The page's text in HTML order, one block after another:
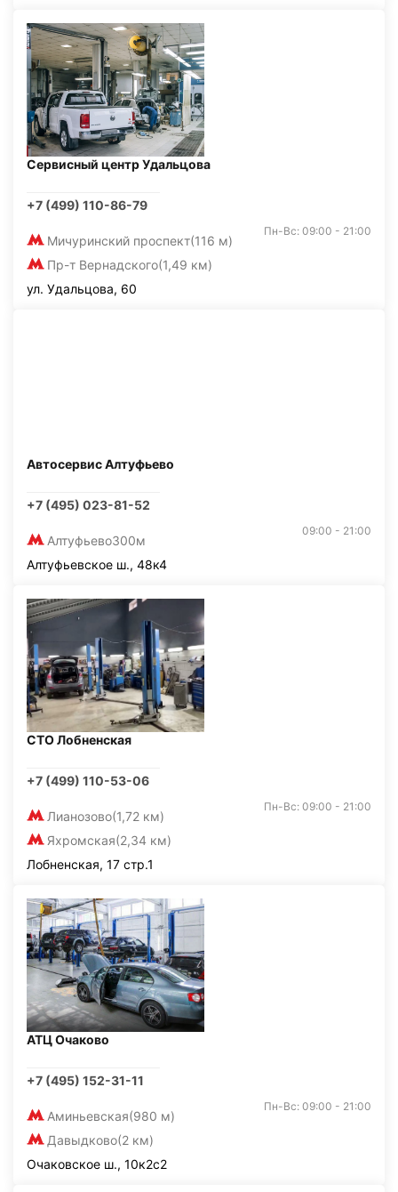
Сервисный центр Удальцова
+7 (499) 110-86-79
Мичуринский проспект(116 м)
Пр-т Вернадского(1,49 км)
Пн-Вс: 09:00 - 21:00
ул. Удальцова, 60
Автосервис Алтуфьево
+7 (495) 023-81-52
Алтуфьево300м
09:00 - 21:00
Алтуфьевское ш., 48к4
СТО Лобненская
+7 (499) 110-53-06
Лианозово(1,72 км)
Яхромская(2,34 км)
Пн-Вс: 09:00 - 21:00
Лобненская, 17 стр.1
АТЦ Очаково
+7 (495) 152-31-11
Аминьевская(980 м)
Давыдково(2 км)
Пн-Вс: 09:00 - 21:00
Очаковское ш., 10к2с2